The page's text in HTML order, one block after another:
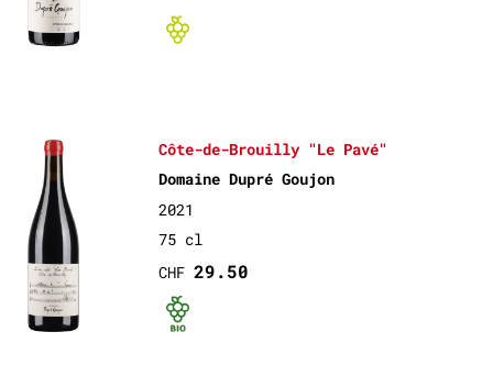
Bio non-
Côte-de-Brouilly "Le Pavé"
Domaine Dupré Goujon
2021
75 cl
CHF29.50
Bio certifié